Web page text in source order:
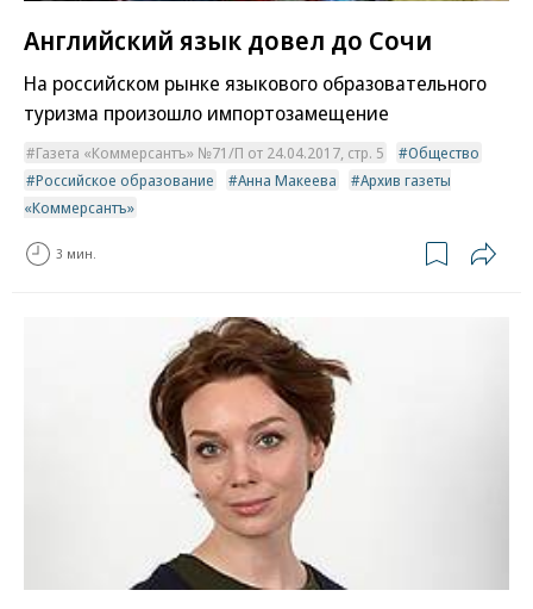
Английский язык довел до Сочи
На российском рынке языкового образовательного
туризма произошло импортозамещение
Газета «Коммерсантъ» №71/П от 24.04.2017, стр. 5
Общество
Российское образование
Анна Макеева
Архив газеты
«Коммерсантъ»
3 мин.